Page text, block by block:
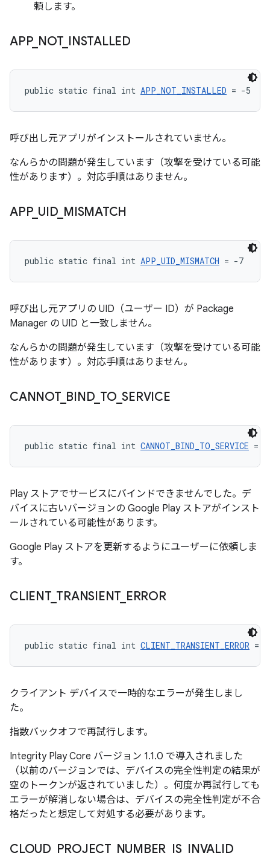
頼します。
APP_ NOT_ INSTALLED
public static final int APP_NOT_INSTALLED = -5
呼び出し元アプリがインストールされていません。
なんらかの問題が発生しています（攻撃を受けている可能
性があります）。対応手順はありません。
APP_ UID_ MISMATCH
public static final int APP_UID_MISMATCH = -7
呼び出し元アプリの UID（ユーザー ID）が Package
Manager の UID と一致しません。
なんらかの問題が発生しています（攻撃を受けている可能
性があります）。対応手順はありません。
CANNOT_ BIND_ TO_SERVICE
public static final int CANNOT_BIND_TO_SERVICE = -
Play ストアでサービスにバインドできませんでした。デ
バイスに古いバージョンの Google Play ストアがインスト
ールされている可能性があります。
Google Play ストアを更新するようにユーザーに依頼しま
す。
CLIENT_ TRANSIENT_ ERROR
public static final int CLIENT_TRANSIENT_ERROR = -
クライアント デバイスで一時的なエラーが発生しまし
た。
指数バックオフで再試行します。
Integrity Play Core バージョン 1.1.0 で導入されました
（以前のバージョンでは、デバイスの完全性判定の結果が
空のトークンが返されていました）。何度か再試行しても
エラーが解消しない場合は、デバイスの完全性判定が不合
格だったと想定して対処する必要があります。
CLOUD_ PROJECT_ NUMBER IS_ INVALID